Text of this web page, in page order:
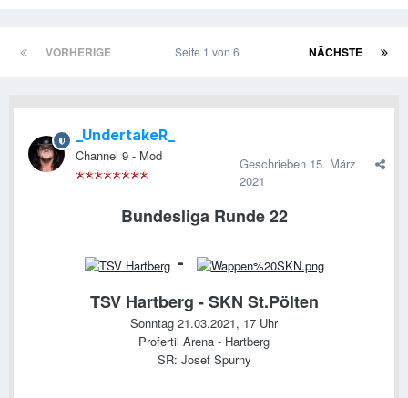
VORHERIGE NÄCHSTE
Seite 1 von 6
_UndertakeR_
Channel 9 - Mod Geschrieben 15. März
2021
Bundesliga Runde 22
-
TSV Hartberg - SKN St.Pölten
Sonntag 21.03.2021, 17 Uhr
Profertil Arena - Hartberg
SR: Josef Spurny